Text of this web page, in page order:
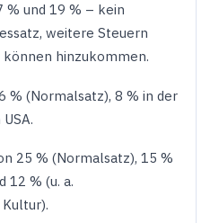
% und 19 % – kein
weitere Steuern
können hinzukommen.
% (Normalsatz), 8 % in der
25 % (Normalsatz), 15 %
12 % (u. a.